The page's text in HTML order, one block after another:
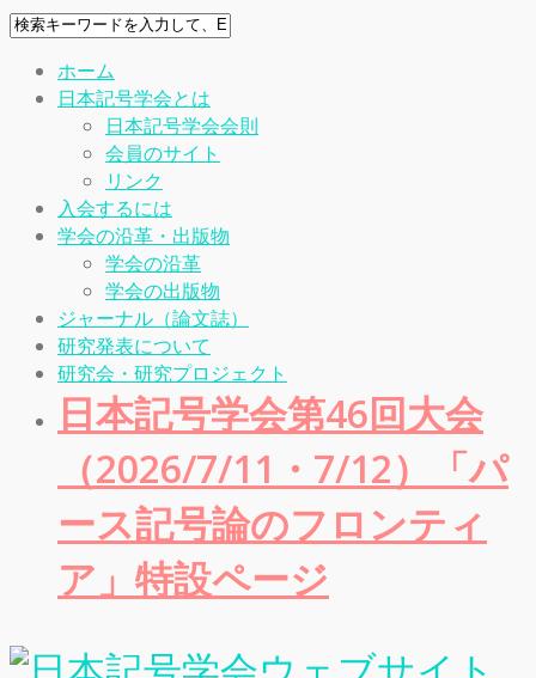
ホーム
日本記号学会とは
日本記号学会会則
会員のサイト
リンク
入会するには
学会の沿革・出版物
学会の沿革
学会の出版物
ジャーナル（論文誌）
研究発表について
研究会・研究プロジェクト
日本記号学会第46回大会
（2026/7/11・7/12）「パ
ース記号論のフロンティ
ア」特設ページ